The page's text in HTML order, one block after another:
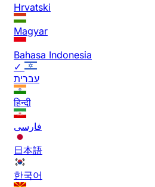
Hrvatski
Magyar
Bahasa Indonesia
✓
עברית
हिन्दी
فارسی
日本語
한국어